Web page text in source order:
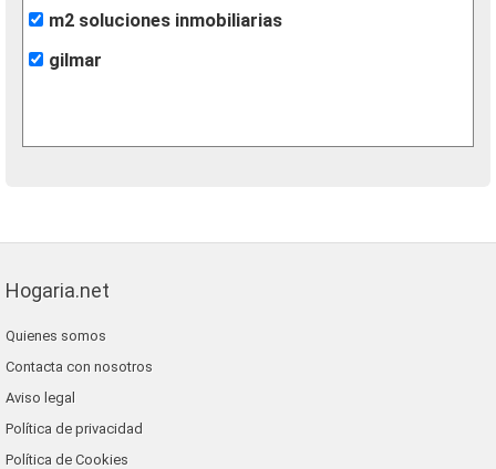
m2 soluciones inmobiliarias
gilmar
Hogaria.net
Quienes somos
Contacta con nosotros
Aviso legal
Política de privacidad
Política de Cookies